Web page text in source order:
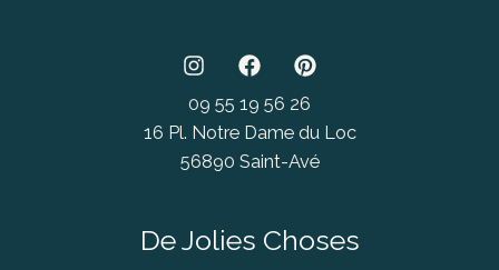
09 55 19 56 26
16 Pl. Notre Dame du Loc
56890 Saint-Avé
De Jolies Choses